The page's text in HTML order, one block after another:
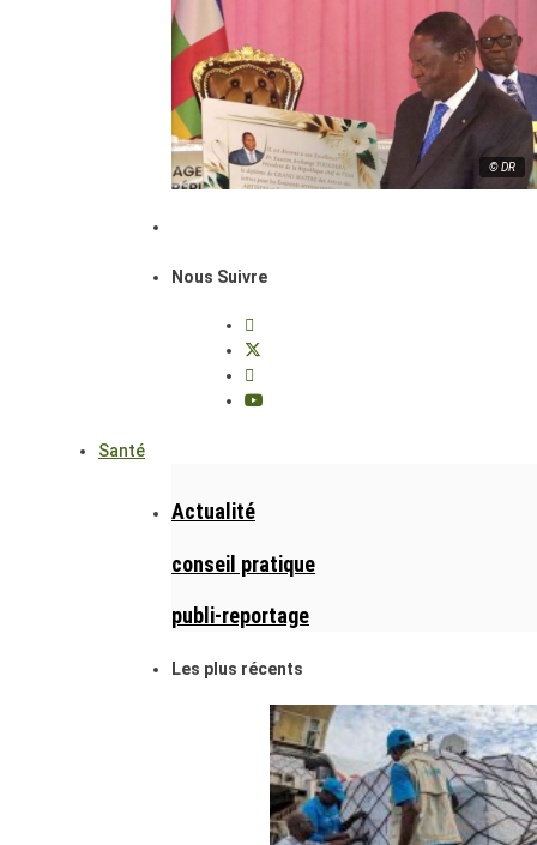
© DR
Nous Suivre
Santé
Actualité
conseil pratique
publi-reportage
Les plus récents